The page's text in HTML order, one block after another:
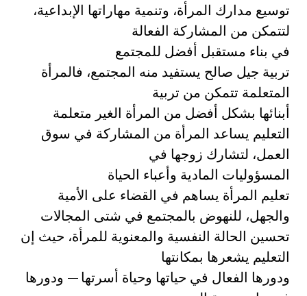
توسيع مدارك المرأة، وتنمية مهاراتها الإبداعية،
لتتمكن من المشاركة الفعالة
في بناء مستقبل أفضل للمجتمع
تربية جيل صالح يستفيد منه المجتمع، فالمرأة
المتعلمة تتمكن من تربية
أبنائها بشكل أفضل من المرأة الغير متعلمة
التعليم يساعد المرأة من المشاركة في سوق
العمل، لتشارك زوجها في
المسؤوليات المادية وأعباء الحياة
تعليم المرأة يساهم في القضاء على الأمية
والجهل، للنهوض بالمجتمع في شتى المجالات
تحسين الحالة النفسية والمعنوية للمرأة، حيث إن
التعليم يشعرها بمكانتها
ودورها الفعال في حياتها وحياة أسرتها — ودورها